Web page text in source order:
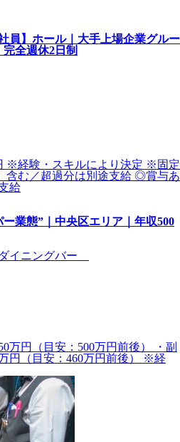
員】ホール｜大手上場企業グルー
全週休2日制
※経験・スキルにより決定 ※固定
含む／超過分は別途支給 ◎賞与あ
給
業態”｜中央区エリア｜年収500
イニングバー
万円（目安：500万円前後） ・副
円（目安：460万円前後） ※経